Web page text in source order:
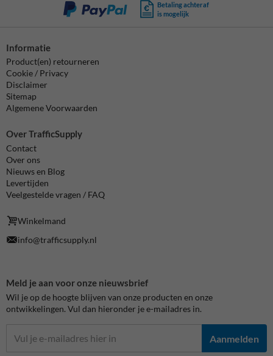
Betaling achteraf
is mogelijk
Informatie
Product(en) retourneren
Cookie / Privacy
Disclaimer
Sitemap
Algemene Voorwaarden
Over TrafficSupply
Contact
Over ons
Nieuws en Blog
Levertijden
Veelgestelde vragen / FAQ
Winkelmand
info@trafficsupply.nl
Meld je aan voor onze nieuwsbrief
Wil je op de hoogte blijven van onze producten en onze
ontwikkelingen. Vul dan hieronder je e-mailadres in.
Aanmelden